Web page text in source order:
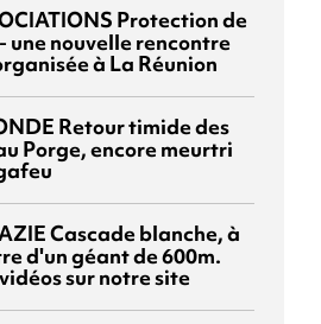
Protection de
une nouvelle rencontre
à La Réunion
Retour timide des
Porge, encore meurtri
Cascade blanche, à
d'un géant de 600m.
sur notre site